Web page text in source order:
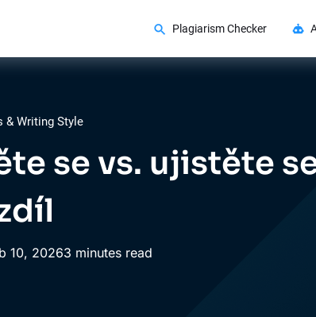
Plagiarism Checker
& Writing Style
se vs. ujistěte
10, 20263 minutes read